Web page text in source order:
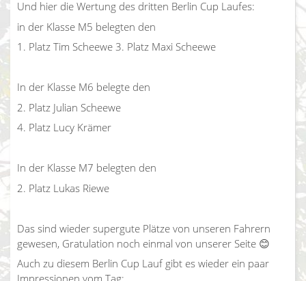
Und hier die Wertung des dritten Berlin Cup Laufes:
in der Klasse M5 belegten den
1. Platz Tim Scheewe 3. Platz Maxi Scheewe
In der Klasse M6 belegte den
2. Platz Julian Scheewe
4. Platz Lucy Krämer
In der Klasse M7 belegten den
2. Platz Lukas Riewe
Das sind wieder supergute Plätze von unseren Fahrern
gewesen, Gratulation noch einmal von unserer Seite 😊
Auch zu diesem Berlin Cup Lauf gibt es wieder ein paar